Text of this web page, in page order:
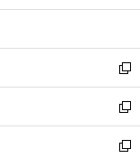
開
ウ
開
く
ン
ウ
で
開
く
ウ
ン
ド
ウ
で
開
く
新
し
い
ウ
ィ
新
し
い
新